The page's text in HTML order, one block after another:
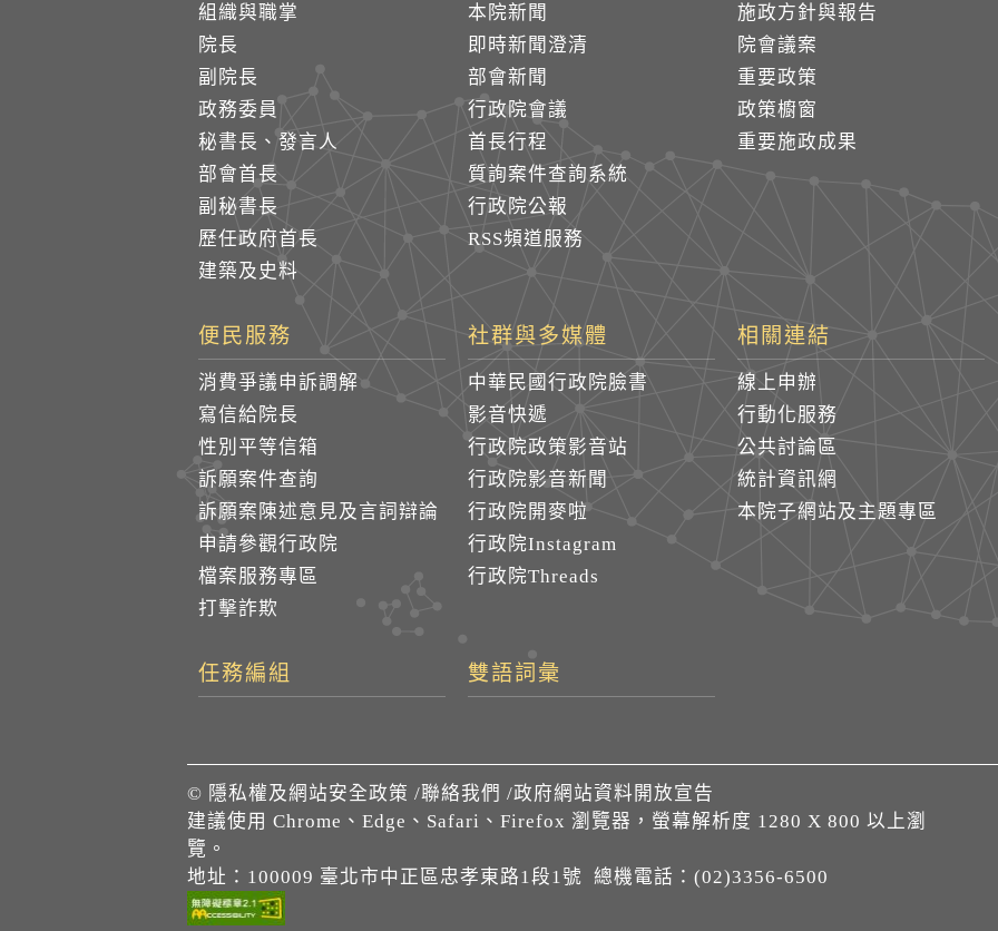
組織與職掌
院長
副院長
政務委員
秘書長、發言人
部會首長
副秘書長
歷任政府首長
建築及史料
本院新聞
即時新聞澄清
部會新聞
行政院會議
首長行程
質詢案件查詢系統
行政院公報
RSS頻道服務
施政方針與報告
院會議案
重要政策
政策櫥窗
重要施政成果
便民服務
消費爭議申訴調解
寫信給院長
性別平等信箱
訴願案件查詢
訴願案陳述意見及言詞辯論
申請參觀行政院
檔案服務專區
打擊詐欺
社群與多媒體
中華民國行政院臉書
影音快遞
行政院政策影音站
行政院影音新聞
行政院開麥啦
行政院Instagram
行政院Threads
相關連結
線上申辦
行動化服務
公共討論區
統計資訊網
本院子網站及主題專區
任務編組 雙語詞彙
© 隱私權及網站安全政策 /聯絡我們 /政府網站資料開放宣告
建議使用 Chrome、Edge、Safari、Firefox 瀏覽器，螢幕解析度 1280 X 800 以上瀏
覽。
地址：100009 臺北市中正區忠孝東路1段1號 總機電話：(02)3356-6500